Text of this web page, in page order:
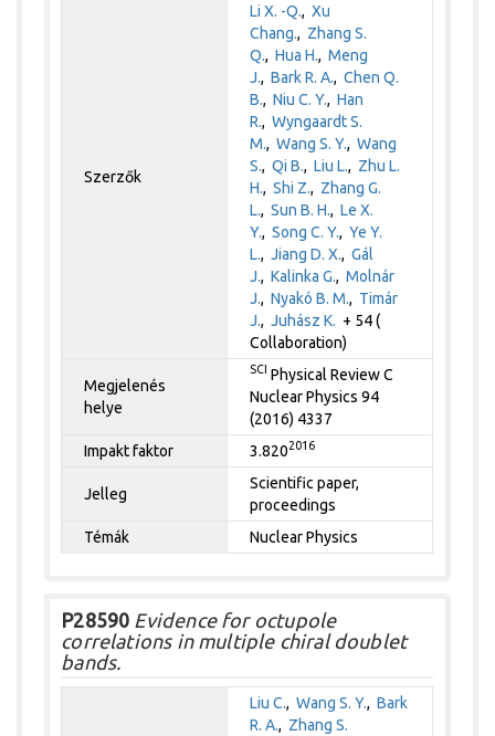
Szerzők
Li X. -Q.,Xu
Chang., Zhang S.
Q.,Hua H.,Meng
J.,Bark R. A.,Chen Q.
B.,Niu C. Y.,Han
R.,Wyngaardt S.
M.,Wang S. Y.,Wang
S.,Qi B.,Liu L., Zhu L.
H.,Shi Z., Zhang G.
L.,Sun B. H.,Le X.
Y.,Song C. Y.,Ye Y.
L.,Jiang D. X.,Gál
J.,Kalinka G.,Molnár
J.,Nyakó B. M., Timár
J.,Juhász K. + 54 (
Collaboration)
Megjelenés
helye
SCI Physical Review C
Nuclear Physics 94
(2016) 4337
Impakt faktor
3.8202016
Jelleg
Scientific paper,
proceedings
Témák
Nuclear Physics
P28590 Evidence for octupole
correlations in multiple chiral doublet
bands.
Liu C.,Wang S. Y.,Bark
R. A., Zhang S.